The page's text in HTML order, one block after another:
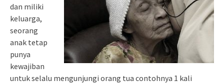
dan miliki
keluarga,
seorang
anak tetap
punya
kewajiban
untuk selalu mengunjungi orang tua contohnya 1 kali